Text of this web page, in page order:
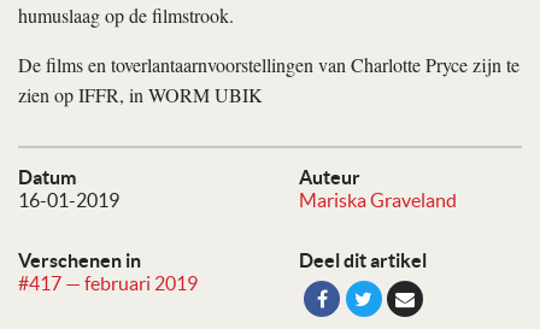
Datum
16-01-2019
Auteur
Mariska Graveland
Verschenen in
#417 — februari 2019
Deel dit artikel
humuslaag op de filmstrook.
De films en toverlantaarnvoorstellingen van Charlotte Pryce zijn te
zien op IFFR, in WORM UBIK